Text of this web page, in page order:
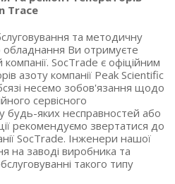
Trace
та методичну
обладнання Ви отримуєте
SocTrade є офіційним
азоту компанії Peak Scientific
несемо зобов'язання щодо
сервісного
будь-яких несправностей або
рекомендуємо звертатися до
SocTrade. Інженери нашої
на заводі виробника та
такого типу